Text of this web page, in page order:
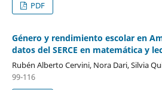
PDF
Género y rendimiento escolar en
datos del SERCE en matemática y
Rubén Alberto Cervini, Nora Dari, Silvia
99-116